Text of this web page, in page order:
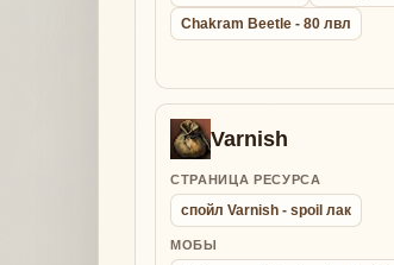
Chakram Beetle - 80 лвл
Varnish
СТРАНИЦА РЕСУРСА
спойл Varnish - spoil лак
МОБЫ